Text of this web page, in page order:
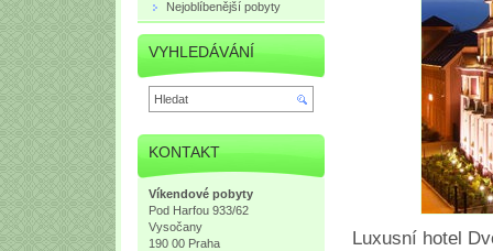
Luxusní hotel
Nejoblíbenější pobyty
VYHLEDÁVÁNÍ
KONTAKT
Víkendové pobyty
Pod Harfou 933/62
Vysočany
190 00 Praha